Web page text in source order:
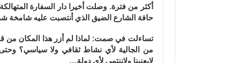
أكثر من فترة. وصلت أخيرا دار السفارة
حافة الشارع الضيق الذي أنتصبت عليه شامخة
تساءلت في صمت: لماذا لم أزر هذا المكان من
من الجالية لأي نشاط ثقافي ولا سياسي؟
لايعنينا ولاننتمي لأي دولة…